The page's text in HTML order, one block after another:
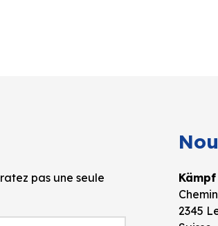
pas une seule
2345